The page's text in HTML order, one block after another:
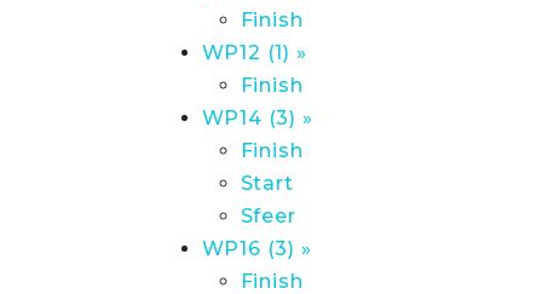
Finish
WP12 (1) »
Finish
WP14 (3) »
Finish
Start
Sfeer
WP16 (3) »
Finish